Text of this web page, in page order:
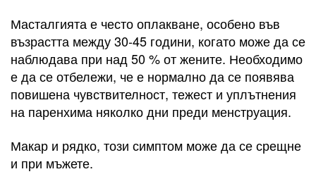
Масталгията е често оплакване, особено във
възрастта между 30-45 години, когато може да се
наблюдава при над 50 % от жените. Необходимо
е да се отбележи, че е нормално да се появява
повишена чувствителност, тежест и уплътнения
на паренхима няколко дни преди менструация.
Макар и рядко, този симптом може да се срещне
и при мъжете.